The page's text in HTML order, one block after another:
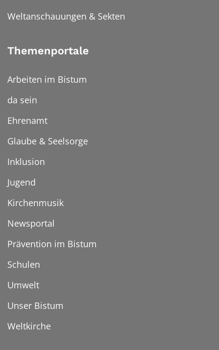
Weltanschauungen & Sekten
Themenportale
Arbeiten im Bistum
da sein
Ehrenamt
Glaube & Seelsorge
Inklusion
Jugend
Kirchenmusik
Newsportal
Prävention im Bistum
Schulen
Umwelt
Unser Bistum
Weltkirche